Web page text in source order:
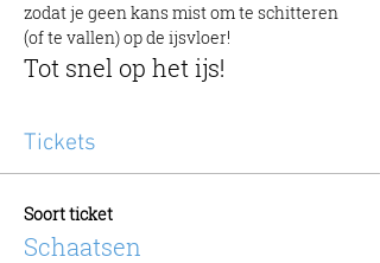
zodat je geen kans mist om te schitteren
(of te vallen) op de ijsvloer!
Tot snel op het ijs!
Tickets
Soort ticket
Schaatsen